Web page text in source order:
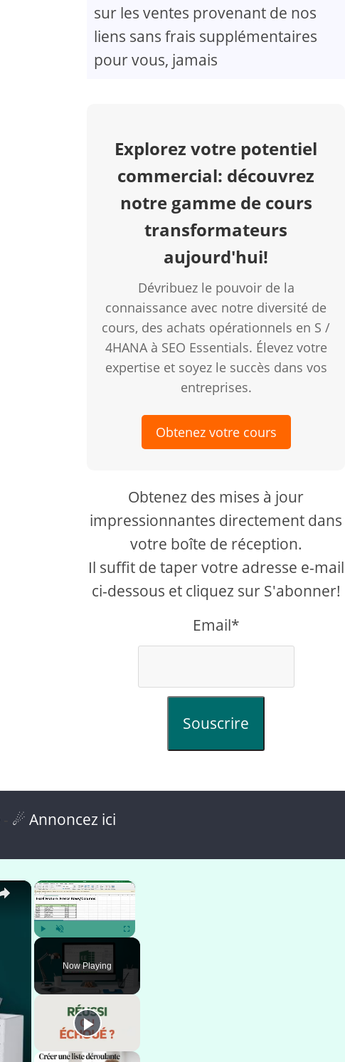
sur les ventes provenant de nos
liens sans frais supplémentaires
pour vous, jamais
Explorez votre potentiel
commercial: découvrez
notre gamme de cours
transformateurs
aujourd'hui!
Dévribuez le pouvoir de la
connaissance avec notre diversité de
cours, des achats opérationnels en S /
4HANA à SEO Essentials. Élevez votre
expertise et soyez le succès dans vos
entreprises.
Obtenez votre cours
Obtenez des mises à jour
impressionnantes directement dans
votre boîte de réception.
Il suffit de taper votre adresse e-mail
ci-dessous et cliquez sur S'abonner!
Email*
Souscrire
☄ Annoncez ici
×
Unmute Fullscreen
Now Playing
×